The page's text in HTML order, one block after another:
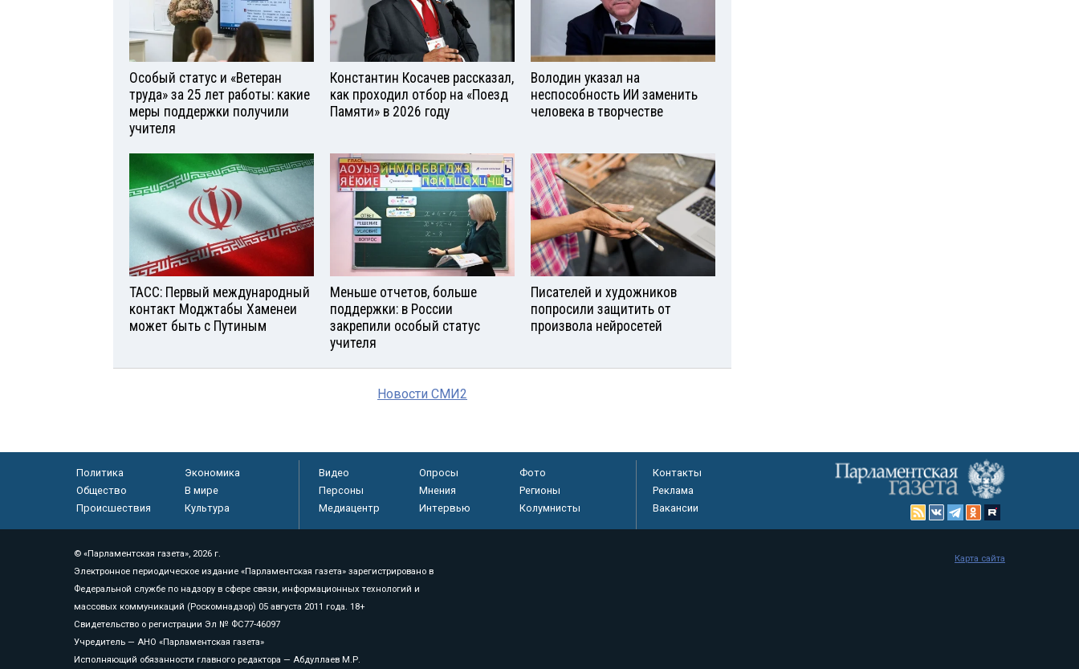
Особый статус и «Ветеран
труда» за 25 лет работы: какие
меры поддержки получили
учителя
Константин Косачев рассказал,
как проходил отбор на «Поезд
Памяти» в 2026 году
Володин указал на
неспособность ИИ заменить
человека в творчестве
ТАСС: Первый международный
контакт Моджтабы Хаменеи
может быть с Путиным
Меньше отчетов, больше
поддержки: в России
закрепили особый статус
учителя
Писателей и художников
попросили защитить от
произвола нейросетей
Новости СМИ2
Политика
Экономика
Общество
В мире
Происшествия
Культура
Видео Опросы
Фото
Персоны
Мнения
Регионы
Медиацентр
Интервью Колумнисты
Контакты
Реклама
Вакансии
© «Парламентская газета», 2026 г.
Электронное периодическое издание «Парламентская газета» зарегистрировано в
Федеральной службе по надзору в сфере связи, информационных технологий и
массовых коммуникаций (Роскомнадзор) 05 августа 2011 года. 18+
Свидетельство о регистрации Эл № ФС77-46097
Учредитель — АНО «Парламентская газета»
Исполняющий обязанности главного редактора — Абдуллаев М.Р.
Карта сайта